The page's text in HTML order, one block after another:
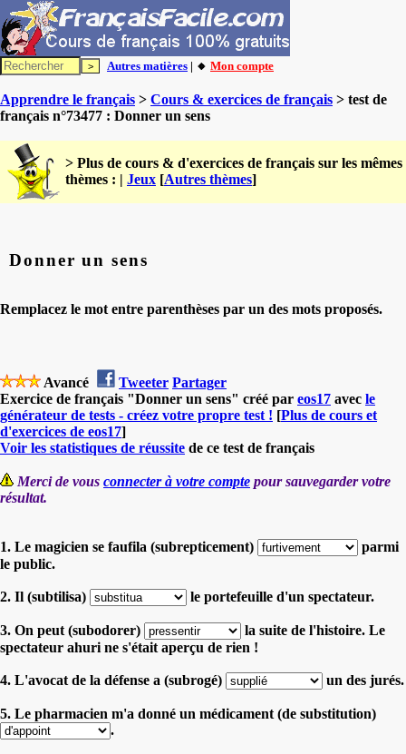
Autres matières | 🔸 Mon compte
Apprendre le français > Cours & exercices de français > test de
français n°73477 : Donner un sens
> Plus de cours & d'exercices de français sur les mêmes
thèmes : | Jeux [Autres thèmes]
Donner un sens
Remplacez le mot entre parenthèses par un des mots proposés.
Avancé Tweeter Partager
Exercice de français "Donner un sens" créé par eos17 avec le
générateur de tests - créez votre propre test ! [Plus de cours et
d'exercices de eos17]
Voir les statistiques de réussite de ce test de français
Merci de vous connecter à votre compte pour sauvegarder votre
résultat.
1. Le magicien se faufila (subrepticement)
parmi
le public.
2. Il (subtilisa) le portefeuille d'un spectateur.
3. On peut (subodorer)
la suite de l'histoire. Le
spectateur ahuri ne s'était aperçu de rien !
4. L'avocat de la défense a (subrogé) un des jurés.
5. Le pharmacien m'a donné un médicament (de substitution)
.